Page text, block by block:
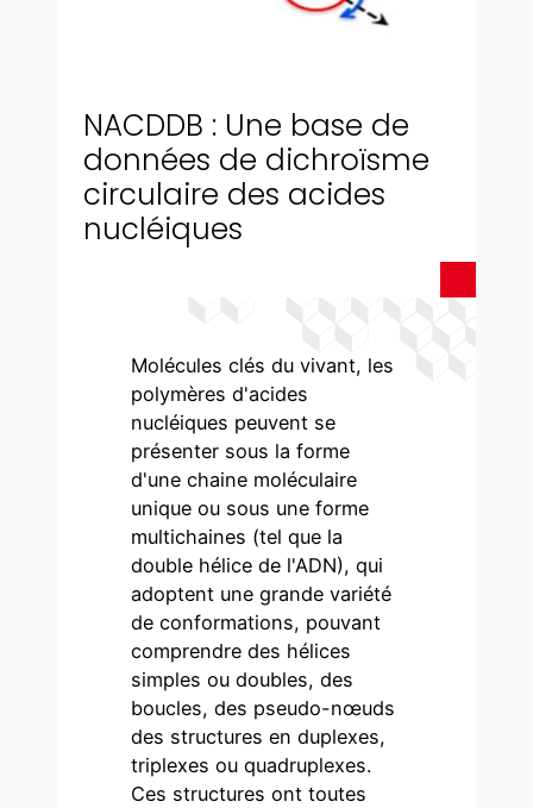
NACDDB : Une base de
données de dichroïsme
circulaire des acides
nucléiques
Molécules clés du vivant, les
polymères d'acides
nucléiques peuvent se
présenter sous la forme
d'une chaine moléculaire
unique ou sous une forme
multichaines (tel que la
double hélice de l'ADN), qui
adoptent une grande variété
de conformations, pouvant
comprendre des hélices
simples ou doubles, des
boucles, des pseudo-nœuds
des structures en duplexes,
triplexes ou quadruplexes.
Ces structures ont toutes